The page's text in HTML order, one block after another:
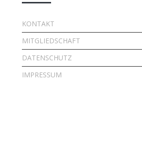
KONTAKT
MITGLIEDSCHAFT
DATENSCHUTZ
IMPRESSUM